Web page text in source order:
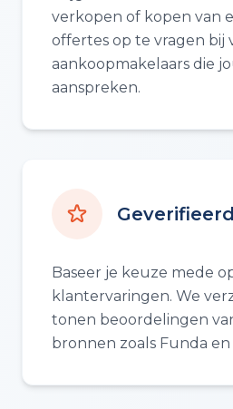
verkopen of kopen van
offertes op te vragen bij
aankoopmakelaars die
aanspreken.
Baseer je keuze mede
klantervaringen. We
tonen beoordelingen
bronnen zoals Funda en